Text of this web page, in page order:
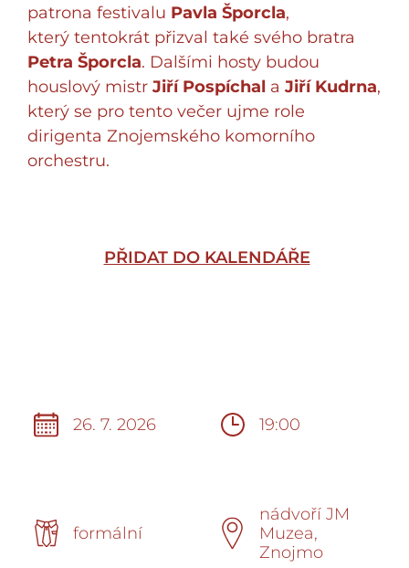
patrona festivalu Pavla Šporcla,
který tentokrát přizval také svého bratra
Petra Šporcla. Dalšími hosty budou
houslový mistr Jiří Pospíchal a Jiří Kudrna,
který se pro tento večer ujme role
dirigenta Znojemského komorního
orchestru.
PŘIDAT DO KALENDÁŘE
26. 7. 2026 19:00
formální
nádvoří JM
Muzea,
Znojmo